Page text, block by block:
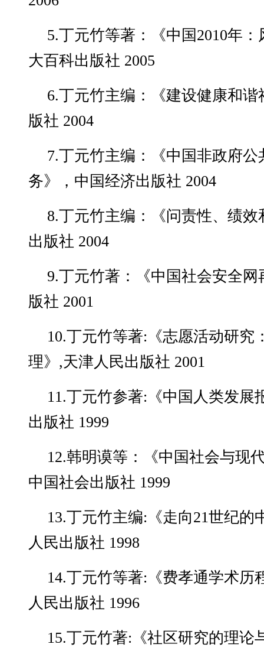
5.丁元竹等著：《中国2010年
大百科出版社 2005
6.丁元竹主编：《建设健康和
版社 2004
7.丁元竹主编：《中国非政府
务》，中国经济出版社 2004
8.丁元竹主编：《问责性、绩
出版社 2004
9.丁元竹著：《中国社会安全
版社 2001
10.丁元竹等著:《志愿活动研究
理》,天津人民出版社 2001
11.丁元竹参著:《中国人类发展
出版社 1999
12.韩明谟等：《中国社会与现
中国社会出版社 1999
13.丁元竹主编:《走向21世纪的
人民出版社 1998
14.丁元竹等著:《费孝通学术历
人民出版社 1996
15.丁元竹著:《社区研究的理论